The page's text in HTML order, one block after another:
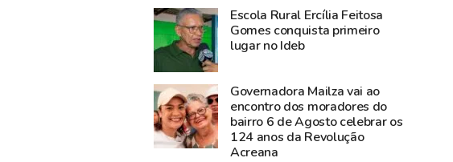
Após
articulação
do
Estado,
documentos
históricos
de
Casamento
coletivo
será
realizado
nesta
sexta-
feira,
Escola Rural Ercília Feitosa
Gomes conquista primeiro
lugar no Ideb
Governadora Mailza vai ao
encontro dos moradores do
bairro 6 de Agosto celebrar os
124 anos da Revolução
Acreana